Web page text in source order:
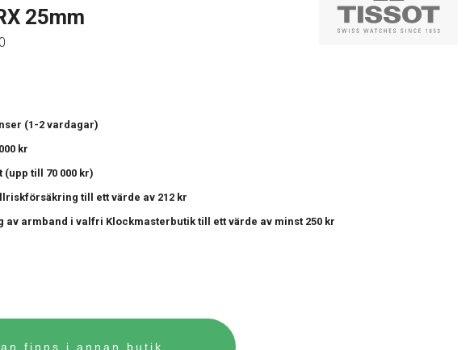
25mm
(1-2 vardagar)
kr
till 70 000 kr)
till ett värde av 212 kr
av armband i valfri Klockmasterbutik till ett värde av minst 250 kr